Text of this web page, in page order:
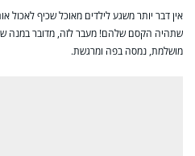
אין דבר יותר משגע לילדים מאוכל שכיף לאכול
שתהיה הקסם שלהם! מעבר לזה, מדובר במנה
מושלמת, נמסה בפה ומרגשת.